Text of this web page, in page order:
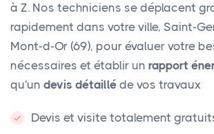
à Z. Nos techniciens se déplacent
rapidement dans votre ville, Saint-
Mont-d-Or (69), pour évaluer votre
nécessaires et établir un rapport
qu'un devis détaillé de vos travaux
Devis et visite totalement